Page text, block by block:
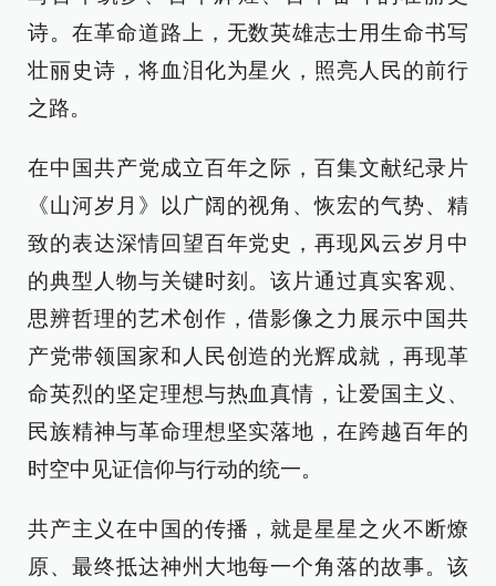
诗。在革命道路上，无数英雄志士用生命书写
壮丽史诗，将血泪化为星火，照亮人民的前行
之路。
在中国共产党成立百年之际，百集文献纪录片
《山河岁月》以广阔的视角、恢宏的气势、精
致的表达深情回望百年党史，再现风云岁月中
的典型人物与关键时刻。该片通过真实客观、
思辨哲理的艺术创作，借影像之力展示中国共
产党带领国家和人民创造的光辉成就，再现革
命英烈的坚定理想与热血真情，让爱国主义、
民族精神与革命理想坚实落地，在跨越百年的
时空中见证信仰与行动的统一。
共产主义在中国的传播，就是星星之火不断燎
原、最终抵达神州大地每一个角落的故事。该